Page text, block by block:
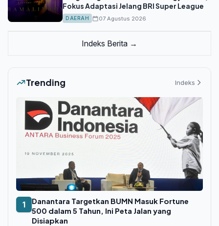
Fokus Adaptasi Jelang BRI Super League
DAERAH 07 Agustus 2026
Indeks Berita →
Trending Indeks
1
Danantara Targetkan BUMN Masuk Fortune
500 dalam 5 Tahun, Ini Peta Jalan yang
Disiapkan